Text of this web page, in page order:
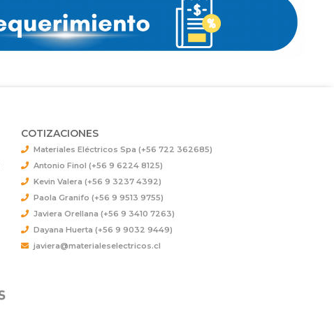
COTIZACIONES
Materiales Eléctricos Spa (+56 722 362685)
Antonio Finol (+56 9 6224 8125)
Kevin Valera (+56 9 3237 4392)
Paola Granifo (+56 9 9513 9755)
Javiera Orellana (+56 9 3410 7263)
Dayana Huerta (+56 9 9032 9449)
javiera@materialeselectricos.cl